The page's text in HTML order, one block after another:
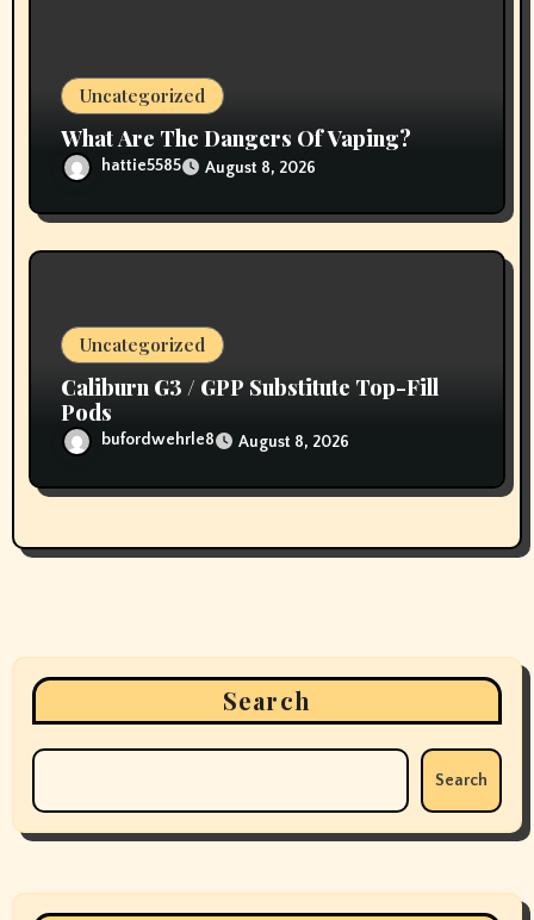
Uncategorized
What Are The Dangers Of Vaping?
hattie5585 August 8, 2026
Uncategorized
Caliburn G3 / GPP Substitute Top-Fill
Pods
bufordwehrle8 August 8, 2026
Search
Search